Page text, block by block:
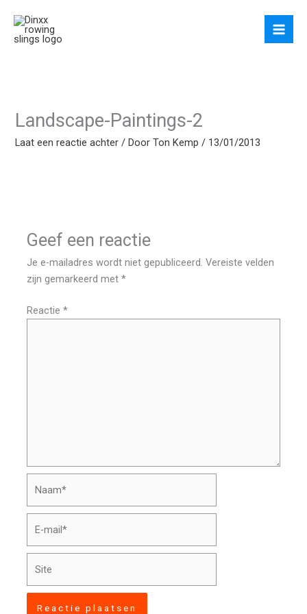
naar
Landscape-Paintings-2
Laat een reactie achter / DoorTon Kemp/ 13/01/2013
Geef een reactie
Je e-mailadres wordt niet gepubliceerd. Vereiste velden
zijn gemarkeerd met*
Reactie*
mail*